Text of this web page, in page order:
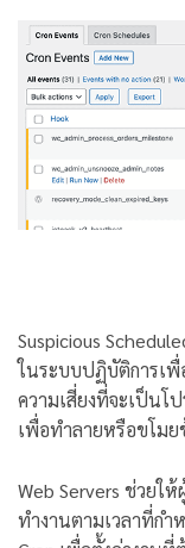
Suspicious
ในระบบปฏิบัติการเ
ความเสี่ยงที่จะเป็นโ
เพื่อทำลายหรือขโมย
Web Servers ช่วยให้
ทำงานตามเวลาที่กำ